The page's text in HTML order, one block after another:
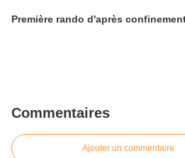
Première rando d'après
Commentaires
Ajouter un commentaire